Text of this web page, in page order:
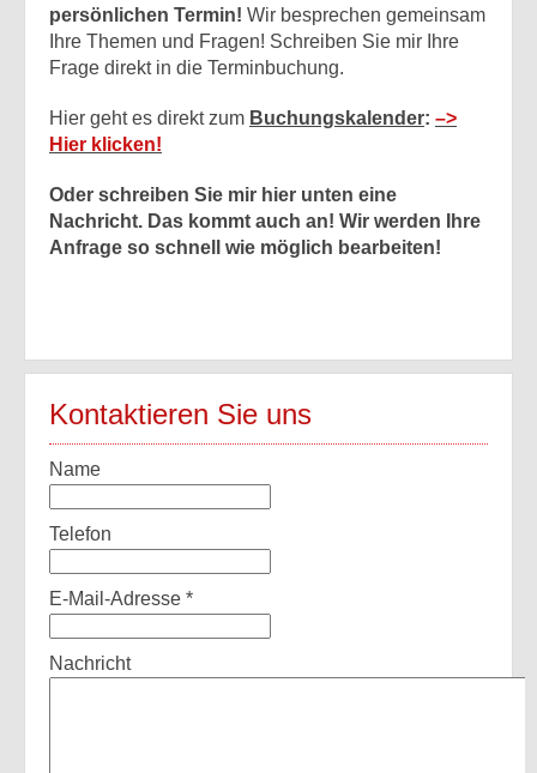
persönlichen Termin! Wir besprechen gemeinsam
Ihre Themen und Fragen! Schreiben Sie mir Ihre
Frage direkt in die Terminbuchung.
Hier geht es direkt zum Buchungskalender: –>
Hier klicken!
Oder schreiben Sie mir hier unten eine
Nachricht. Das kommt auch an! Wir werden Ihre
Anfrage so schnell wie möglich bearbeiten!
Kontaktieren Sie uns
Name
Telefon
E-Mail-Adresse *
Nachricht